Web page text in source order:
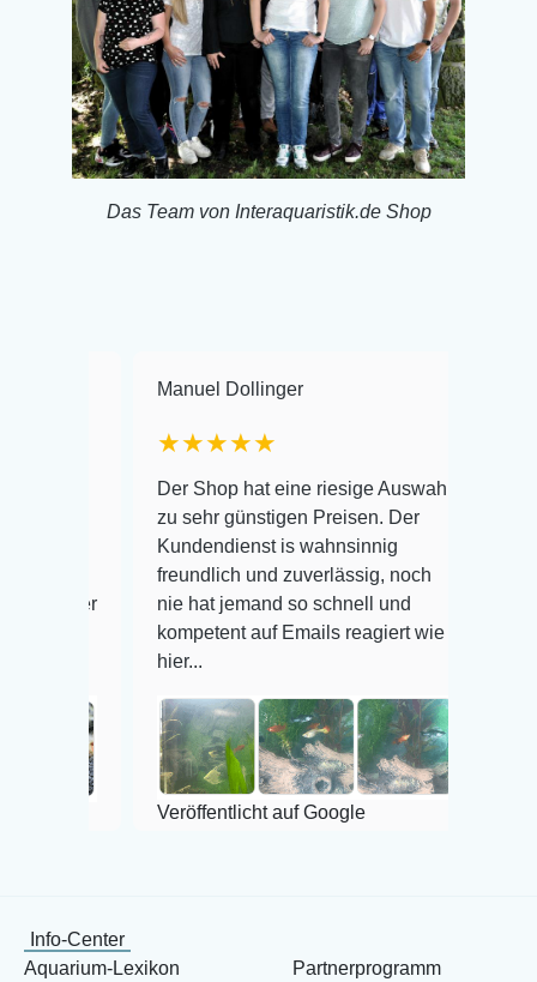
Das Team von Interaquaristik.de Shop
Manuel Dollinger
★★★★★
Der Shop hat eine riesige Auswahl
zu sehr günstigen Preisen. Der
Kundendienst is wahnsinnig
freundlich und zuverlässig, noch
nie hat jemand so schnell und
kompetent auf Emails reagiert wie
Veröffentlicht auf Google
Info-Center
Aquarium-Lexikon
Partnerprogramm